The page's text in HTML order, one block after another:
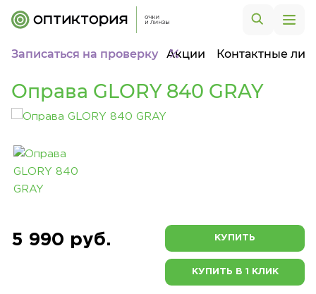
Записаться на проверку Акции Контактные
Оправа GLORY 840 GRAY
5 990 руб. КУПИТЬ
КУПИТЬ В 1 КЛИК